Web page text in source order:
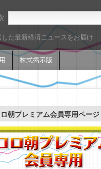
た最新経済ニュースをお届け
株式掲示版
:
ロ朝プレミアム会員専用ページ